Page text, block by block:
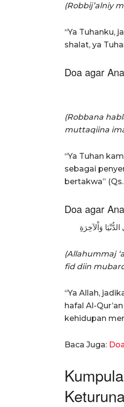
(Robbij’alniy
“Ya Tuhanku,
shalat, ya
Doa agar
(Robbana
muttaqiina
“Ya Tuhan
sebagai
bertakwa”
Doa agar
وَاْلآخِرَةِ
(Allahummaj
fid diin
“Ya Allah,
hafal Al-
kehidupan
Baca Juga: